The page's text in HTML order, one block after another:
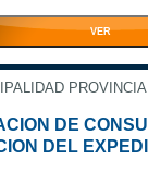
VER
DE
DEL